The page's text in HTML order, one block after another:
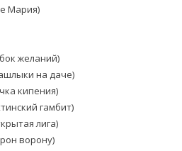
Мария)
желаний)
на даче)
кипения)
гамбит)
лига)
ворону)